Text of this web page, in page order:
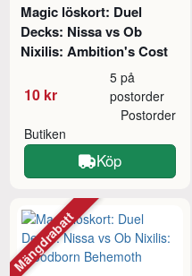
Magic löskort: Duel
Decks: Nissa vs Ob
Nixilis: Ambition's Cost
10 kr
5 på
postorder
Butiken
Postorder
Köp
Mängdrabatt